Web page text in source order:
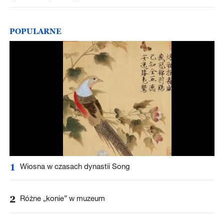
POPULARNE
1 Wiosna w czasach dynastii Song
2 Różne „konie” w muzeum